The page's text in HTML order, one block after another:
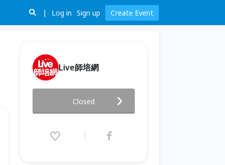
Log in Sign up Create Event
Live師培網
當孩子情緒來敲門
2026.04.21 (Tue) 10:00 - 12:00
Closed